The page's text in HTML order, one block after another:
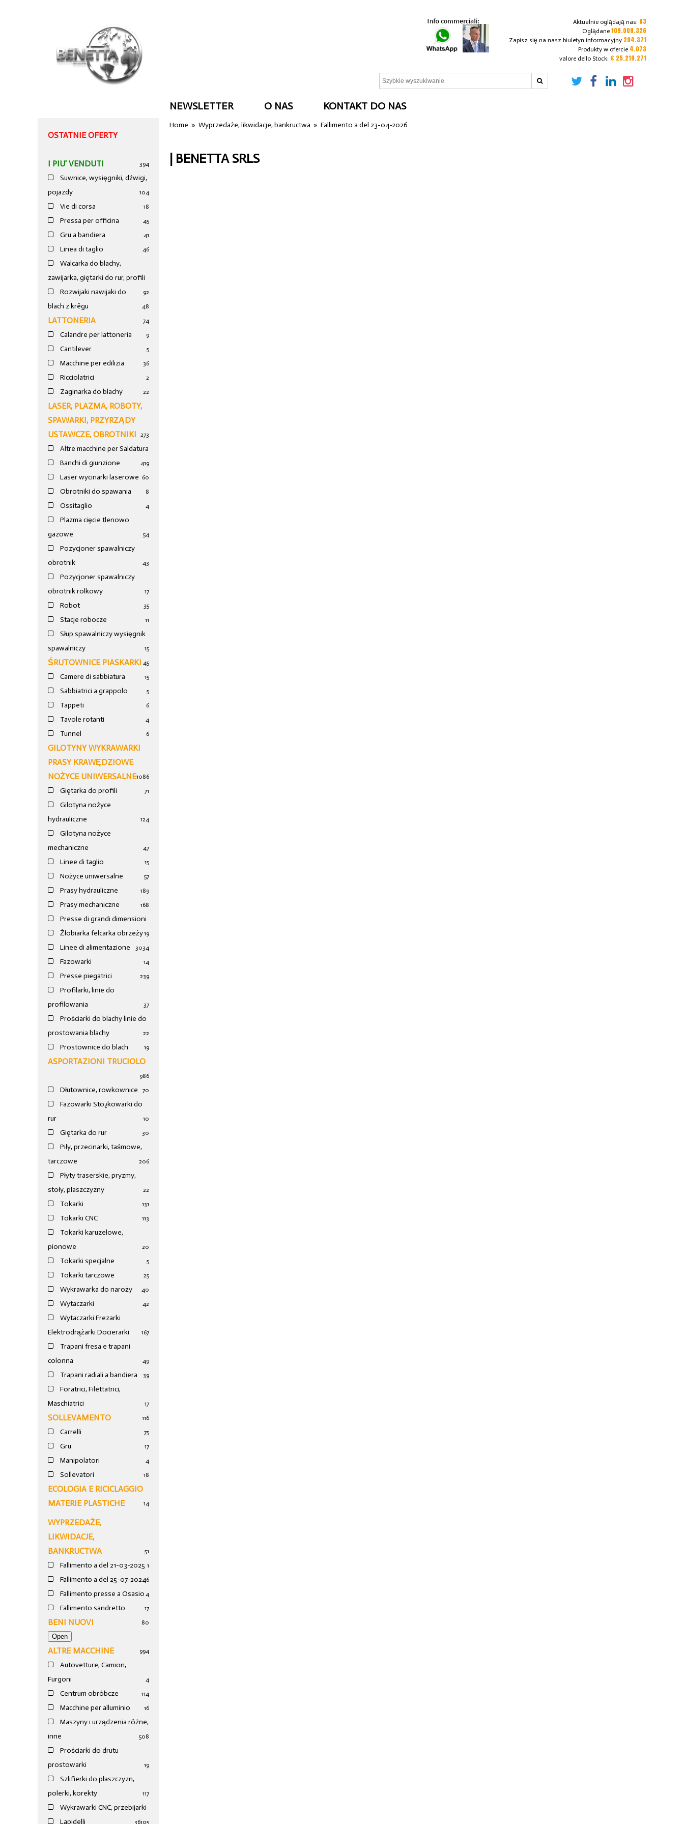
Aktualnie oglądają nas: 83
Oglądane 109.008.326
Zapisz się na nasz biuletyn informacyjny 204.371
Produkty w ofercie 4.073
valore dello Stock: € 25.210.271
NEWSLETTER O NAS KONTAKT DO NAS
OSTATNIE OFERTY
I PIU' VENDUTI 394
Suwnice, wysięgniki, dźwigi,
pojazdy
104
Vie di corsa 18
Pressa per officina 45
Gru a bandiera 41
Linea di taglio 46
Walcarka do blachy,
zawijarka, giętarki do rur, profili
92
Rozwijaki nawijaki do
blach z krêgu
48
LATTONERIA 74
Calandre per lattoneria 9
Cantilever 5
Macchine per edilizia 36
Ricciolatrici 2
Zaginarka do blachy 22
LASER, PLAZMA, ROBOTY,
SPAWARKI, PRZYRZĄDY
USTAWCZE, OBROTNIKI
273
Altre macchine per Saldatura
19
Banchi di giunzione 4
Laser wycinarki laserowe 60
Obrotniki do spawania 8
Ossitaglio 4
Plazma cięcie tlenowo
gazowe
54
Pozycjoner spawalniczy
obrotnik
43
Pozycjoner spawalniczy
obrotnik rolkowy
17
Robot 35
Stacje robocze 11
Słup spawalniczy wysięgnik
spawalniczy
15
ŚRUTOWNICE PIASKARKI 45
Camere di sabbiatura 15
Sabbiatrici a grappolo 5
Tappeti 6
Tavole rotanti 4
Tunnel 6
GILOTYNY WYKRAWARKI
PRASY KRAWĘDZIOWE
NOŻYCE UNIWERSALNE1086
Giętarka do profili 71
Gilotyna nożyce
hydrauliczne
124
Gilotyna nożyce
mechaniczne
47
Linee di taglio 15
Nożyce uniwersalne 57
Prasy hydrauliczne 189
Prasy mechaniczne 168
Presse di grandi dimensioni
19
Żłobiarka felcarka obrzeży
34
Linee di alimentazione 30
Fazowarki 14
Presse piegatrici 239
Profilarki, linie do
profilowania
37
Prościarki do blachy linie do
prostowania blachy
22
Prostownice do blach 19
ASPORTAZIONI TRUCIOLO
986
Dłutownice, rowkownice 70
Fazowarki Sto¿kowarki do
rur
10
Giętarka do rur 30
Piły, przecinarki, taśmowe,
tarczowe
206
Płyty traserskie, pryzmy,
stoły, płaszczyzny
22
Tokarki 131
Tokarki CNC 113
Tokarki karuzelowe,
pionowe
20
Tokarki specjalne 5
Tokarki tarczowe 25
Wykrawarka do naroży 40
Wytaczarki 42
Wytaczarki Frezarki
Elektrodrążarki Docierarki
167
Trapani fresa e trapani
colonna
49
Trapani radiali a bandiera 39
Foratrici, Filettatrici,
Maschiatrici
17
SOLLEVAMENTO 116
Carrelli 75
Gru 17
Manipolatori 4
Sollevatori 18
ECOLOGIA E RICICLAGGIO
MATERIE PLASTICHE
14
WYPRZEDAŻE,
LIKWIDACJE,
BANKRUCTWA
51
Fallimento a del 21-03-2025 1
Fallimento a del 25-07-20246
Fallimento presse a Osasio 4
Fallimento sandretto 17
BENI NUOVI 80
ALTRE MACCHINE 994
Autovetture, Camion,
Furgoni
4
Centrum obróbcze 114
Macchine per alluminio 16
Maszyny i urządzenia różne,
inne
508
Prościarki do drutu
prostowarki
19
Szlifierki do płaszczyzn,
polerki, korekty
117
Wykrawarki CNC, przebijarki
105
Lapidelli 36
Home »Wyprzedaże, likwidacje, bankructwa »Fallimento a del 23-04-2026
| BENETTA SRLS